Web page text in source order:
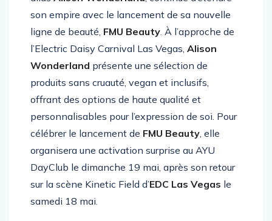
aliasAlison Wonderland, continue d’étendre
son empire avec le lancement de sa nouvelle
ligne de beauté,FMU Beauty . À l’approche de
l’Electric Daisy Carnival Las Vegas,Alison
Wonderland présente une sélection de
produits sans cruauté, vegan et inclusifs,
offrant des options de haute qualité et
personnalisables pour l’expression de soi. Pour
célébrer le lancement de FMU Beauty, elle
organisera une activation surprise au AYU
DayClub le dimanche 19 mai, après son retour
sur la scène Kinetic Field d’